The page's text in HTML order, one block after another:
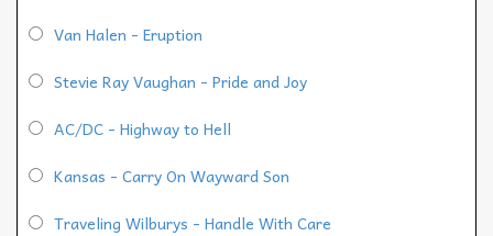
Van Halen - Eruption
Stevie Ray Vaughan - Pride and Joy
AC/DC - Highway to Hell
Kansas - Carry On Wayward Son
Traveling Wilburys - Handle With Care